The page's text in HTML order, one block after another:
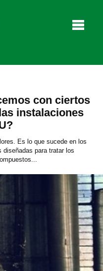
con ciertos
instalaciones
Es lo que sucede en los
diseñadas para tratar los